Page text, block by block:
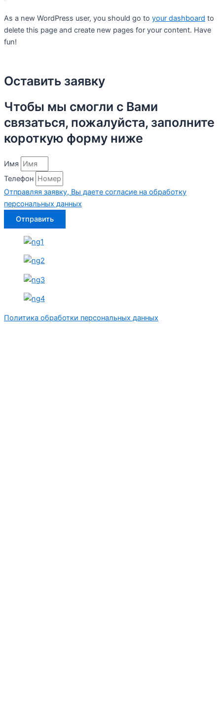
As a new WordPress user, you should go to your dashboard to
delete this page and create new pages for your content. Have
fun!
Оставить заявку
Чтобы мы смогли с Вами
связаться, пожалуйста, заполните
короткую форму ниже
Имя
Телефон
Отправляя заявку, Вы даете согласие на обработку
персональных данных
Отправить
Политика обработки персональных данных